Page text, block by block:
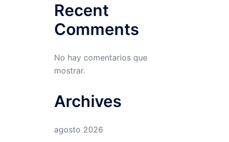
Recent
Comments
No hay comentarios que
mostrar.
Archives
agosto 2026